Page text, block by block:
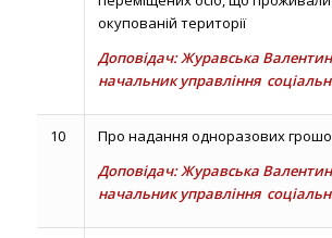
окупованій території
Доповідач: Журавська
начальник управління
10
Про надання одноразових
Доповідач: Журавська
начальник управління